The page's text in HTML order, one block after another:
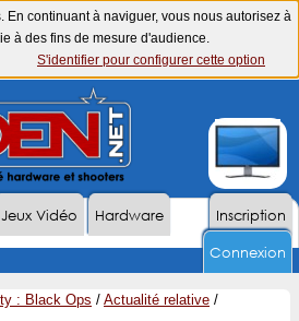
En continuant à naviguer, vous nous autorisez à
à des fins de mesure d'audience.
S'identifier pour configurer cette option
Inscription
Jeux Vidéo
Hardware
Connexion
: Black Ops / Actualité relative /